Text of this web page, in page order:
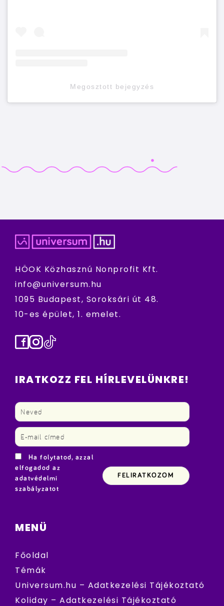
Megosztott bejegyzés
HÖOK Közhasznú Nonprofit Kft.
info@universum.hu
1095 Budapest, Soroksári út 48.
10-es épület, 1. emelet.
Facebook
Instagram
TikTok
IRATKOZZ FEL HÍRLEVELÜNKRE!
Ha folytatod, azzal
elfogadod az
adatvédelmi
szabályzatot
MENÜ
Főoldal
Témák
Universum.hu – Adatkezelési Tájékoztató
Koliday – Adatkezelési Tájékoztató